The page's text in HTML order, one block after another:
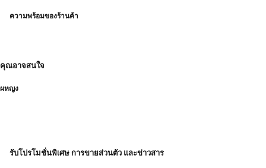
ความพร้อมของร้านค้า
คุณอาจสนใจ
ผหญง
รับโปรโมชั่นพิเศษ การขายส่วนตัว และข่าวสาร